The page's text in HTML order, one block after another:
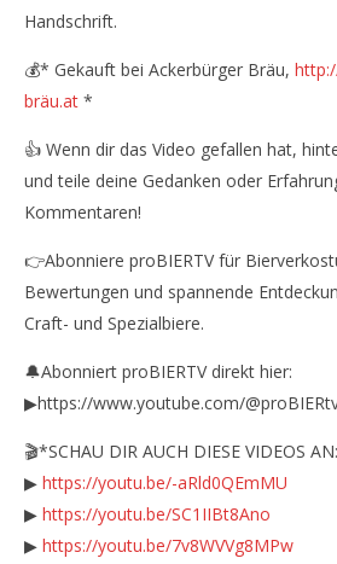
Handschrift.
💰* Gekauft bei Ackerbürger Bräu,
bräu.at *
👍 Wenn dir das Video gefallen hat,
und teile deine Gedanken oder
Kommentaren!
👉Abonniere proBIERTV für
Bewertungen und spannende
Craft- und Spezialbiere.
🔔Abonniert proBIERTV direkt hier:
▶https://www.youtube.com/
🎬*SCHAU DIR AUCH DIESE VIDEOS
▶ https://youtu.be/-aRld0QEmMU
▶ https://youtu.be/SC1IIBt8Ano
▶ https://youtu.be/7v8WVVg8MPw